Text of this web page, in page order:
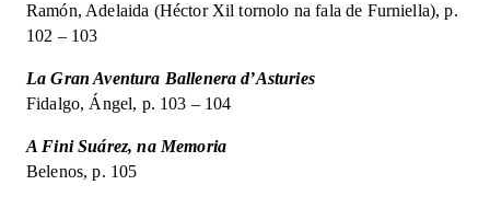
Ramón, Adelaida (Héctor Xil tornolo na fala de Furniella), p.
102 – 103
La Gran Aventura Ballenera d’Asturies
Fidalgo, Ángel, p. 103 – 104
A Fini Suárez, na Memoria
Belenos, p. 105